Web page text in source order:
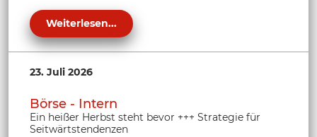
Weiterlesen...
23. Juli 2026
Börse - Intern
Ein heißer Herbst steht bevor +++ Strategie für
Seitwärtstendenzen